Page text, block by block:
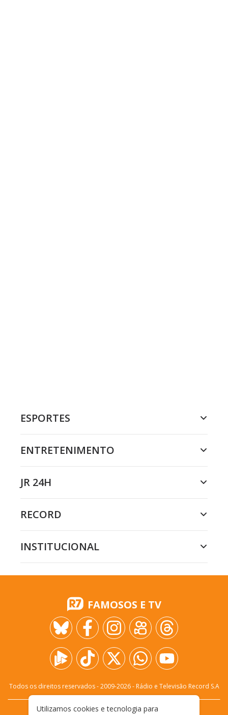
ESPORTES
ENTRETENIMENTO
JR 24H
RECORD
INSTITUCIONAL
FAMOSOS E TV
Todos os direitos reservados - 2009-2026- Rádio e Televisão Record S.A
Utilizamos cookies e tecnologia para